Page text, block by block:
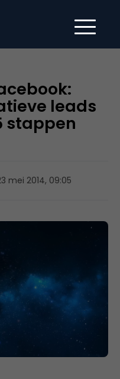
leads
stappen
mei 2014, 09:05